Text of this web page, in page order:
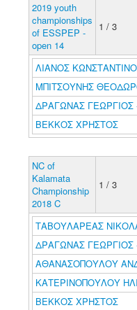
2019 youth
championships
of ESSPEP -
open 14
1 / 3
ΛΙΑΝΟΣ
ΜΠΙΤΣΟΥΝΗΣ
ΔΡΑΓΩΝΑΣ ΓΕΩΡΓΙΟΣ
ΒΕΚΚΟΣ ΧΡΗΣΤΟΣ
NC of
Kalamata
Championship
2018 C
1 / 3
ΤΑΒΟΥΛΑΡΕΑΣ
ΔΡΑΓΩΝΑΣ ΓΕΩΡΓΙΟΣ
ΑΘΑΝΑΣΟΠΟΥΛΟΥ
ΚΑΤΕΡΙΝΟΠΟΥΛΟΥ
ΒΕΚΚΟΣ ΧΡΗΣΤΟΣ